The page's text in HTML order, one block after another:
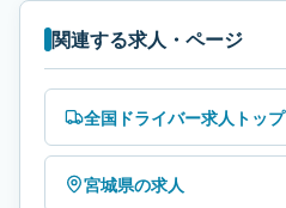
関連する求人・ページ
全国ドライバー求人トップ
宮城県の求人